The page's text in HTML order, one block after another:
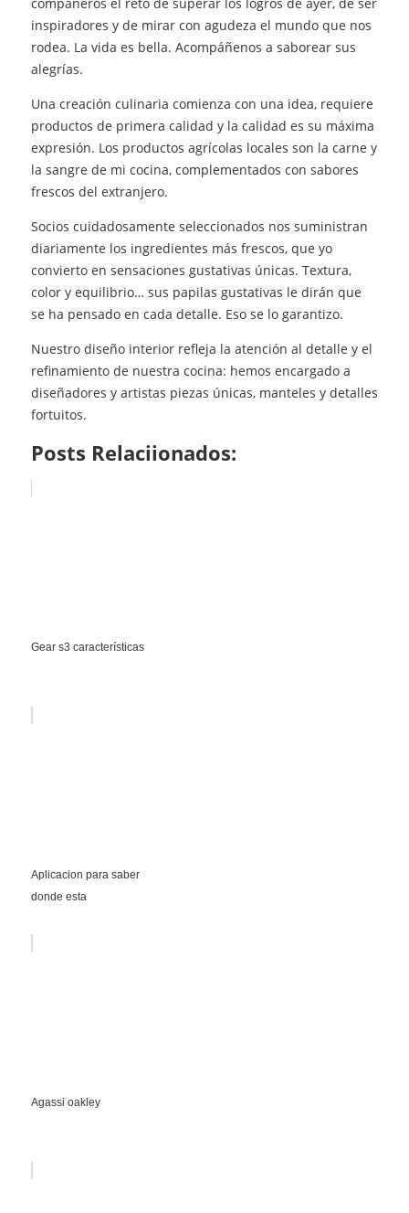
inspiradores y de mirar con agudeza el mundo que nos
rodea. La vida es bella. Acompáñenos a saborear sus
alegrías.
Una creación culinaria comienza con una idea, requiere
productos de primera calidad y la calidad es su máxima
expresión. Los productos agrícolas locales son la carne y
la sangre de mi cocina, complementados con sabores
frescos del extranjero.
Socios cuidadosamente seleccionados nos suministran
diariamente los ingredientes más frescos, que yo
convierto en sensaciones gustativas únicas. Textura,
color y equilibrio… sus papilas gustativas le dirán que
se ha pensado en cada detalle. Eso se lo garantizo.
Nuestro diseño interior refleja la atención al detalle y el
refinamiento de nuestra cocina: hemos encargado a
diseñadores y artistas piezas únicas, manteles y detalles
fortuitos.
Posts Relaciionados:
Gear s3 características
Aplicacion para saber
donde esta
Agassi oakley